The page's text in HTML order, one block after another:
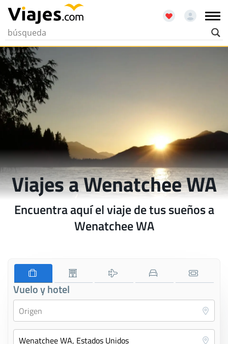
Viajes a Wenatchee WA
Encuentra aquí el viaje de tus sueños a
Wenatchee WA
Vuelo y hotel